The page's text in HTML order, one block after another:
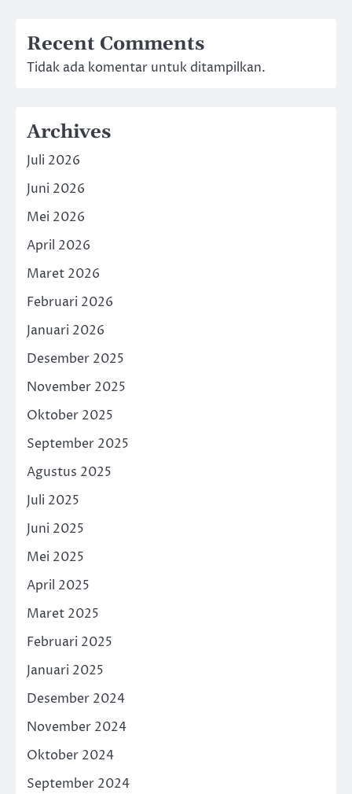
Recent Comments
Tidak ada komentar untuk ditampilkan.
Archives
Juli 2026
Juni 2026
Mei 2026
April 2026
Maret 2026
Februari 2026
Januari 2026
Desember 2025
November 2025
Oktober 2025
September 2025
Agustus 2025
Juli 2025
Juni 2025
Mei 2025
April 2025
Maret 2025
Februari 2025
Januari 2025
Desember 2024
November 2024
Oktober 2024
September 2024